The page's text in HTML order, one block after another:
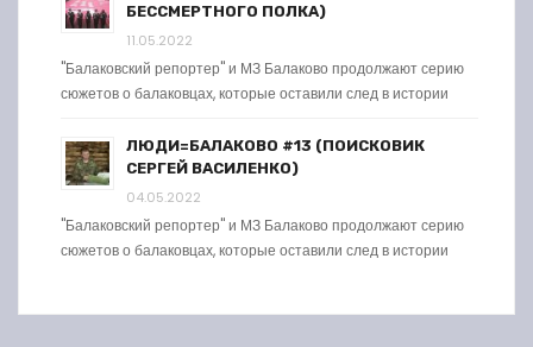
БЕССМЕРТНОГО ПОЛКА)
11.05.2022
"Балаковский репортер" и МЗ Балаково продолжают серию
сюжетов о балаковцах, которые оставили след в истории
ЛЮДИ=БАЛАКОВО #13 (ПОИСКОВИК
СЕРГЕЙ ВАСИЛЕНКО)
04.05.2022
"Балаковский репортер" и МЗ Балаково продолжают серию
сюжетов о балаковцах, которые оставили след в истории